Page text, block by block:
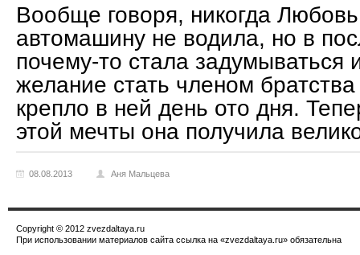
Вообще говоря, никогда
автомашину не водила, но в
почему-то стала задумываться
желание стать членом
крепло в ней день ото дня.
этой мечты она получила
08.08.2013 Аня Мальцева
Copyright © 2012 zvezdaltaya.ru
При использовании материалов сайта ссылка на «zvezdaltaya.ru» обязательна